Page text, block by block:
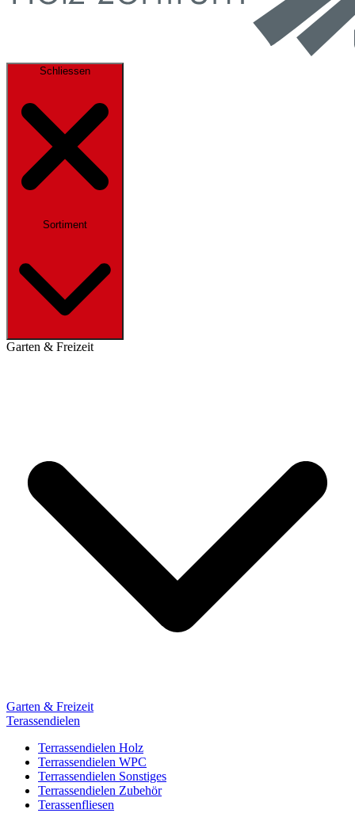
Schliessen
Sortiment
Garten & Freizeit
Garten & Freizeit
Terassendielen
Terrassendielen Holz
Terrassendielen WPC
Terrassendielen Sonstiges
Terrassendielen Zubehör
Terassenfliesen